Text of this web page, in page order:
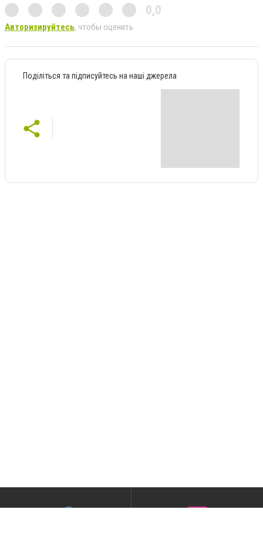
0,0
Авторизируйтесь, чтобы оценить
Поділіться та підписуйтесь на наші джерела